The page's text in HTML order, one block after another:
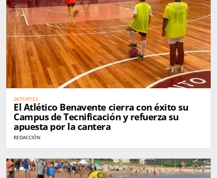
DEPORTES
El Atlético Benavente cierra con éxito su
Campus de Tecnificación y refuerza su
apuesta por la cantera
REDACCIÓN